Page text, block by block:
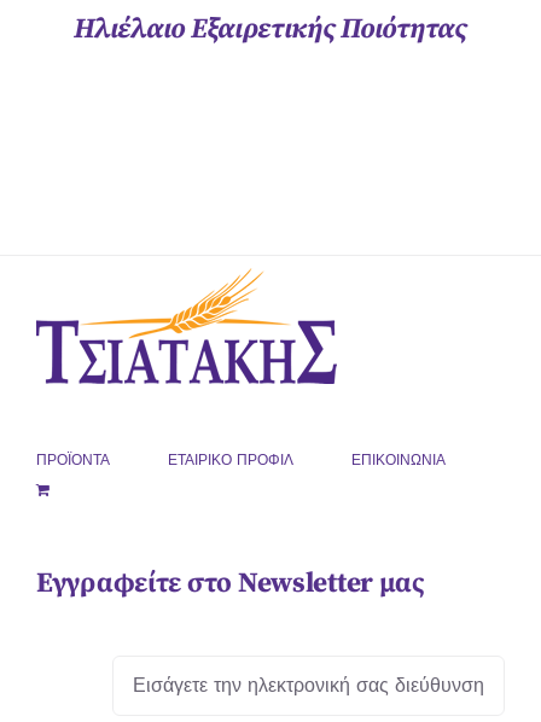
Ηλιέλαιο Εξαιρετικής Ποιότητας
ΠΡΟΪΟΝΤΑ ΕΤΑΙΡΙΚΟ ΠΡΟΦΙΛ ΕΠΙΚΟΙΝΩΝΙΑ
Εγγραφείτε στο Newsletter μας